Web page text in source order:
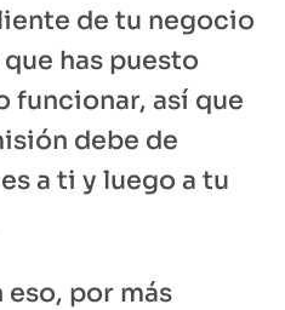
de tu negocio
has puesto
funcionar, así que
debe de
a ti y luego a tu
eso, por más